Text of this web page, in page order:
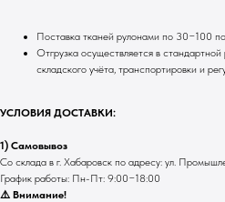
Поставка тканей рулонами по 30−100
Отгрузка осуществляется в
складского учёта, транспортировки и
УСЛОВИЯ ДОСТАВКИ:
1) Самовывоз
Со склада в г. Хабаровск по адресу: ул.
График работы: Пн-Пт: 9:00−18:00
⚠️ Внимание!